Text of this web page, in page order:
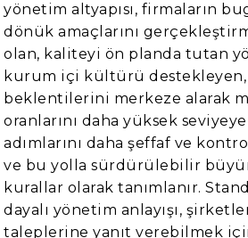
yönetim altyapısı, firmaların
dönük amaçlarını
olan, kaliteyi ön planda tutan
kurum içi kültürü
beklentilerini merkeze alarak
oranlarını daha yüksek seviyeye
adımlarını daha şeffaf ve
ve bu yolla sürdürülebilir
kurallar olarak tanımlanır.
dayalı yönetim anlayışı,
taleplerine yanıt verebilmek